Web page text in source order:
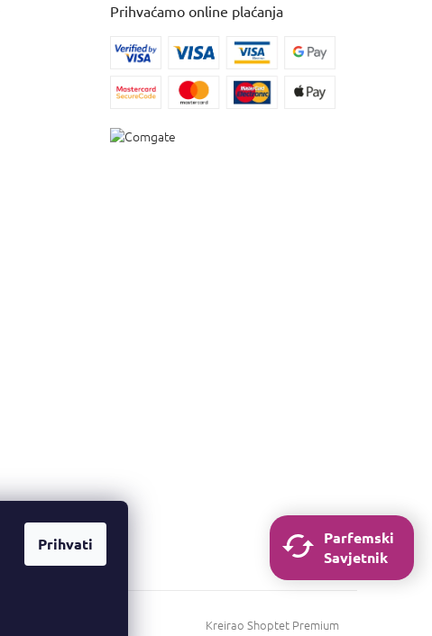
Prihvati
Prihvaćamo online plaćanja
Kreirao Shoptet Premium
Parfemski
Savjetnik